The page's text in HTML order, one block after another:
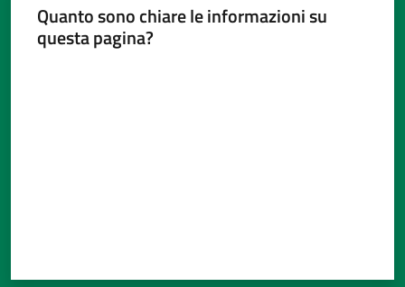
Vivere
l'Unione
Menu selezionato
Quanto sono chiare le informazioni su
questa pagina?